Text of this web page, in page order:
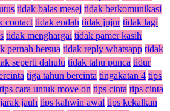
tidak balas mesej tidak berkomunikasi
contact tidak endah tidak jujur tidak lagi
tidak menghargai tidak pamer kasih
pernah bersua tidak reply whatsapp tidak
seperti dahulu tidak tahu punca tidur
tiga tahun bercinta tingakatan 4 tips
tips cara untuk move on tips cinta tips cinta
jauh tips kahwin awal tips kekalkan